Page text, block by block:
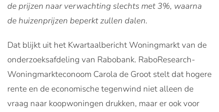
de prijzen naar verwachting slechts met 3%, waarna
de huizenprijzen beperkt zullen dalen.
Dat blijkt uit het Kwartaalbericht Woningmarkt van de
onderzoeksafdeling van Rabobank. RaboResearch-
Woningmarkteconoom Carola de Groot stelt dat hogere
rente en de economische tegenwind niet alleen de
vraag naar koopwoningen drukken, maar er ook voor